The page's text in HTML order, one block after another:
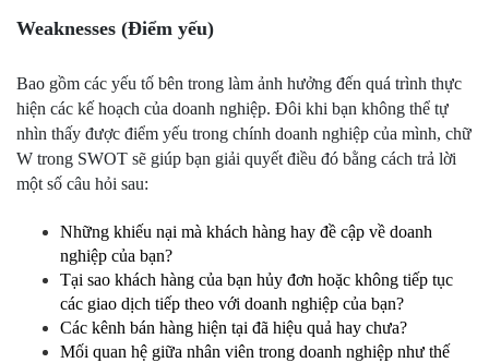
Weaknesses (Điểm yếu)
Bao gồm các yếu tố bên trong làm ảnh hưởng đến quá trình thực
hiện các kế hoạch của doanh nghiệp. Đôi khi bạn không thể tự
nhìn thấy được điểm yếu trong chính doanh nghiệp của mình, chữ
W trong SWOT sẽ giúp bạn giải quyết điều đó bằng cách trả lời
một số câu hỏi sau:
Những khiếu nại mà khách hàng hay đề cập về doanh
nghiệp của bạn?
Tại sao khách hàng của bạn hủy đơn hoặc không tiếp tục
các giao dịch tiếp theo với doanh nghiệp của bạn?
Các kênh bán hàng hiện tại đã hiệu quả hay chưa?
Mối quan hệ giữa nhân viên trong doanh nghiệp như thế